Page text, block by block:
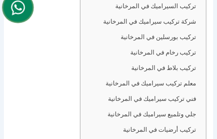
تركيب السيراميك في المرخانية
شركة تركيب سيراميك في المرخانية
تركيب بورسلين في المرخانية
تركيب رخام في المرخانية
تركيب بلاط في المرخانية
معلم تركيب سيراميك في المرخانية
فني تركيب سيراميك في المرخانية
جلي وتلميع سيراميك في المرخانية
تركيب أرضيات في المرخانية